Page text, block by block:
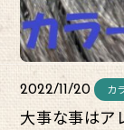
2022/11/20 カ
大事な事はア